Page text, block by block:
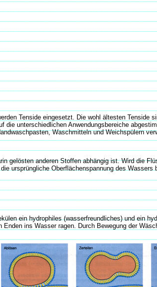
Tenside eingesetzt. Die wohl ältesten Tenside
unterschiedlichen Anwendungsbereiche
Waschmitteln und Weichspülern
gelösten anderen Stoffen abhängig ist. Wird die
ursprüngliche Oberflächenspannung des
ein hydrophiles (wasserfreundliches) und ein
ins Wasser ragen. Durch Bewegung der